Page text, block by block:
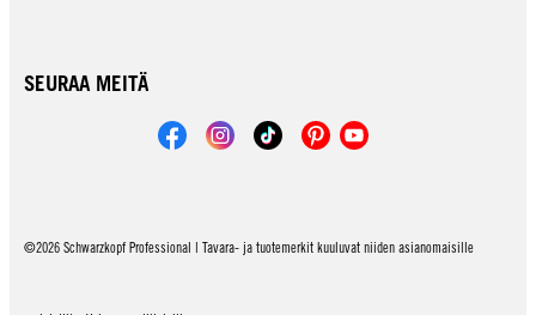
SEURAA MEITÄ
©2026 Schwarzkopf Professional | Tavara- ja tuotemerkit kuuluvat niiden asianomaisille